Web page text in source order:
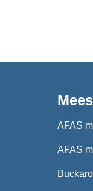
AFAS
AFAS